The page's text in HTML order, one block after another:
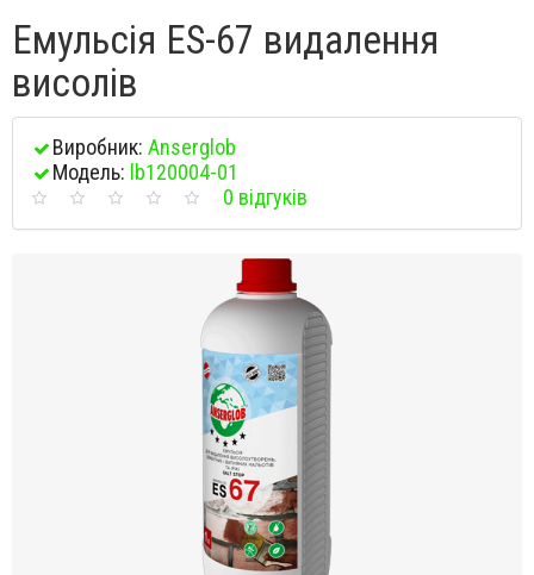
Емульсія ES-67 видалення
висолів
Виробник: Anserglob
Модель: lb120004-01
0 відгуків